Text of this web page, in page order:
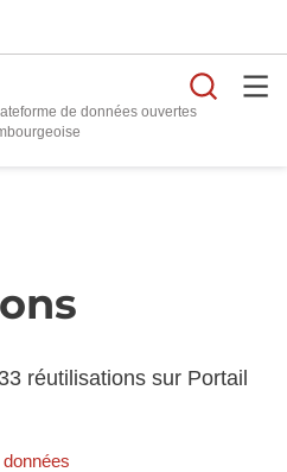
de données ouvertes
réutilisations sur Portail